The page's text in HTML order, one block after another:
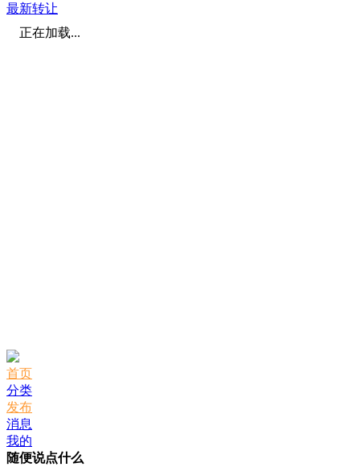
最新转让
正在加载...
首页
分类
发布
消息
我的
随便说点什么